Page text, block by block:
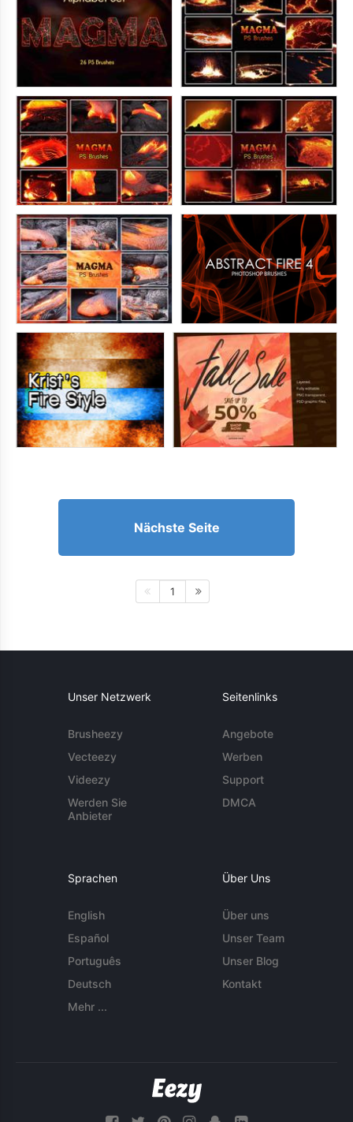
Nächste Seite
1
Unser Netzwerk
Brusheezy
Vecteezy
Videezy
Werden Sie
Anbieter
Seitenlinks
Angebote
Werben
Support
DMCA
Sprachen
English
Español
Português
Deutsch
Mehr ...
Über Uns
Über uns
Unser Team
Unser Blog
Kontakt